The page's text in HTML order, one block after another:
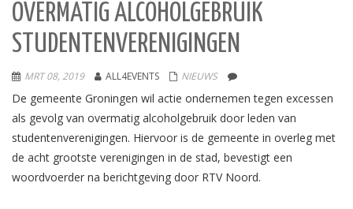
OVERMATIG ALCOHOLGEBRUIK
STUDENTENVERENIGINGEN
MRT 08, 2019 ALL4EVENTS NIEUWS
De gemeente Groningen wil actie ondernemen tegen excessen
als gevolg van overmatig alcoholgebruik door leden van
studentenverenigingen. Hiervoor is de gemeente in overleg met
de acht grootste verenigingen in de stad, bevestigt een
woordvoerder na berichtgeving door RTV Noord.